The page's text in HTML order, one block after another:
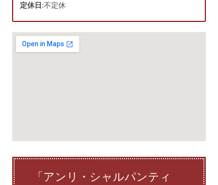
定休日 :不定休
「アンリ・シャルパンティ